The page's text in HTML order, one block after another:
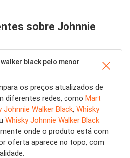
sobre Johnnie
black pelo menor
os preços atualizados de
diferentes redes, como Mart
Johnnie Walker Black, Whisky
Whisky Johnnie Walker Black
onde o produto está com
oferta aparece no topo, com